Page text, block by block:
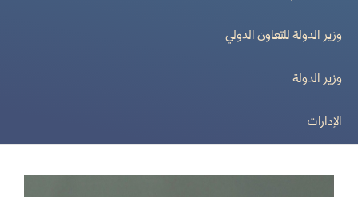
وزير الدولة للتعاون الدولي
وزير الدولة
الإدارات